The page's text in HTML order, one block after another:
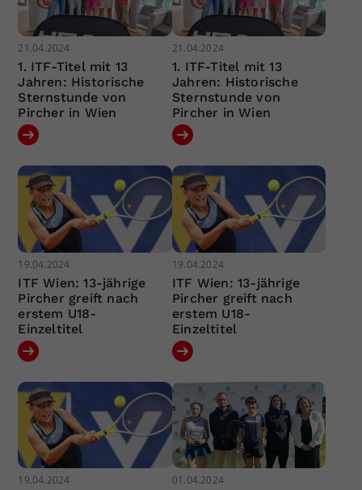
21.04.2024
1. ITF-Titel mit 13
Jahren: Historische
Sternstunde von
Pircher in Wien
21.04.2024
1. ITF-Titel mit 13
Jahren: Historische
Sternstunde von
Pircher in Wien
19.04.2024
ITF Wien: 13-jährige
Pircher greift nach
erstem U18-
Einzeltitel
19.04.2024
ITF Wien: 13-jährige
Pircher greift nach
erstem U18-
Einzeltitel
19.04.2024 01.04.2024